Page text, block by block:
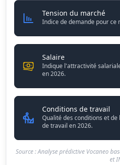
Tension du marché
Indice de demande pour ce
SalaireAssureur /
Indique l'attractivité
en 2026.
Conditions de travail
Qualité des conditions et
de travail en 2026.
Source : Analyse prédictive Vocaneo
et